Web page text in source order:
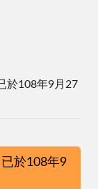
於108年9月27
於108年9